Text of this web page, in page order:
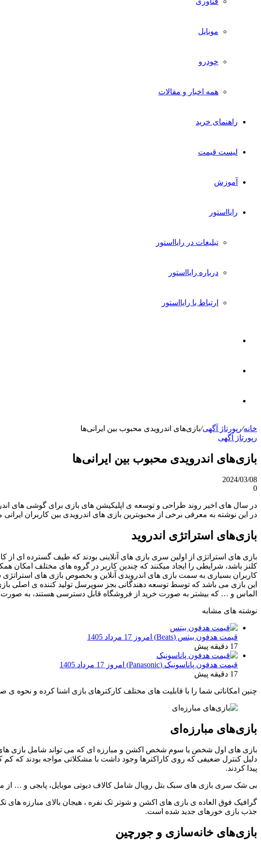
موبایل
خودرو
همه اخبار و مقالات
راهنمای خرید
لیست قیمت
آموزش
رایااستور
تبلیغات در رایااستور
درباره رایااستور
ارتباط با رایااستور
برای خانه/رپورتاژ آگهی/بازی‌های اندرویدی محبوب بین ایرانی‌ها
رپورتاژ آگهی
بازی‌های اندرویدی محبوب بین ایرانی‌ها
2024/03/08
0
در سال های اخیر روند طراحی و توسعه ی اپلیکیشن های بازی برای گوشی های
در این نوشته به معرفی برخی از محبوبترین بازی های اندرویدی بین کاربران
بازی‌های استراتژی اندروید
بازی های استراتژی از اولین سری بازی های آنلاینی بودند که طیف گسترده ای از
کلنز باشد، شرایطی را ایجاد میکنند که چندین کاربر در گروه های مختلف
کاربران بسیاری به سمت بازی های اندرویدی آنلاین و بخصوص بازی های
این بازی می باشد که توسط توسعه دهندگانی بجز سوپرسل تولید کننده ی اصلی
الماس و … که بیشتر به صورت خرید از فروشگاه قابل دسترسی هستند، به صورت
نوشته های مشابه
قیمت هدفون بیتس (Beats) امروز 17 مرداد 1405
17 دقیقه پیش
قیمت هدفون پاناسونیک (Panasonic) امروز 17 مرداد 1405
17 دقیقه پیش
چنین امکاناتی شما را با قابلیت های مختلف کارکترهای بازی اشنا کرده و نحوه
بازی‌های مبارزه‌ای
بازی های اول شخص یا سوم شخص اکشن و مبارزه ای که می تواند شامل بازی های
دلیل کنترل ضعیفی که روی کاراکترها وجود داشت با مشکلاتی مواجه بودند که
پیدا کردند.
بی شک سری بازی های سبک بتل رویال شامل کالاف دیوتی موبایل، پابجی و … از
گرافیک فوق العاده ی بازی های اکشن و شوتر تک نفره ، هیجان بالای مبارزه
جذب بازی خورهای جدید شده است.
بازی‌های خانه‌سازی و جورچین